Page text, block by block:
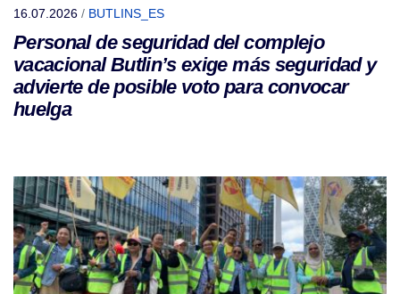
16.07.2026 / BUTLINS_ES
Personal de seguridad del complejo
vacacional Butlin’s exige más seguridad y
advierte de posible voto para convocar
huelga